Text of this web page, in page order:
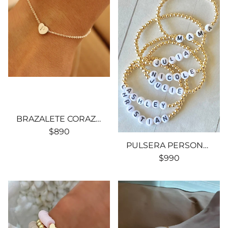
BRAZALETE CORAZON DOT PERSONALIZADO EN ACERO
$890
PULSERA PERSONALIZADA Y METAL BAÑO ORO 24K
$990